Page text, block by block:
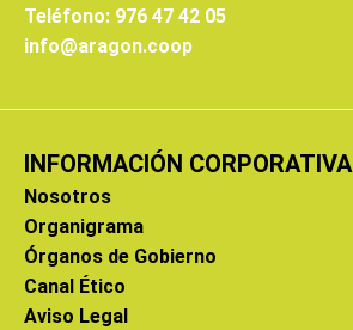
Teléfono: 976 47 42 05
info@aragon.coop
INFORMACIÓN CORPORATIVA
Nosotros
Organigrama
Órganos de Gobierno
Canal Ético
Aviso Legal